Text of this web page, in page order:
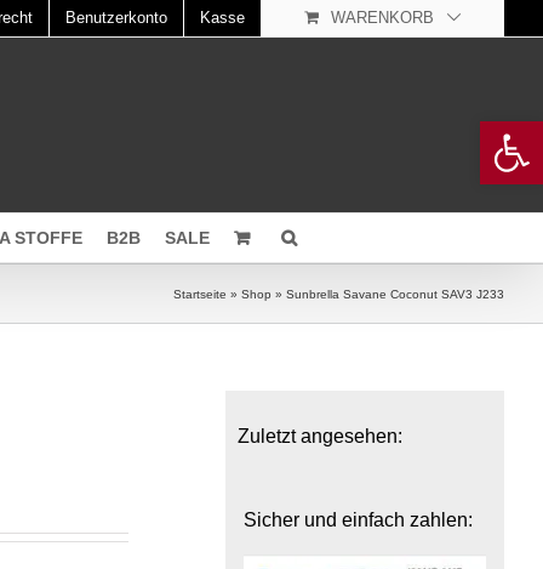
Benutzerkonto Kasse WARENKORB
STOFFE B2B SALE
Startseite » Shop » Sunbrella Savane Coconut SAV3 J233
Zuletzt angesehen:
Sicher und einfach zahlen: